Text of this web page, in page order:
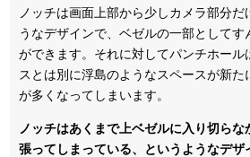
ノッチは画面上部から少しカメラ部分だ
うなデザインで、ベゼルの一部としてす
ができます。それに対してパンチホール
スとは別に浮島のようなスペースが新
が多くなってしまいます。
ノッチはあくまで上ベゼルに入り切ら
張ってしまっている、というようなデ